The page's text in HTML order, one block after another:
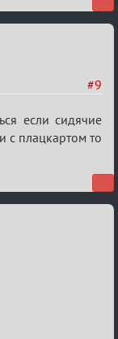
#9
если сидячие
с плацкартом то